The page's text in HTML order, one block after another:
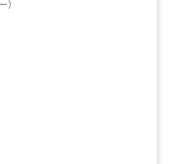
）